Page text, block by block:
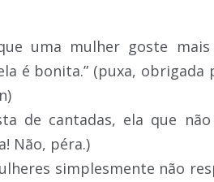
uma mulher goste
é bonita.” (puxa, obrigada
de cantadas, ela que
Não, péra.)
simplesmente não